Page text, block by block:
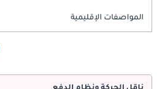
المواصفات الإقليمية